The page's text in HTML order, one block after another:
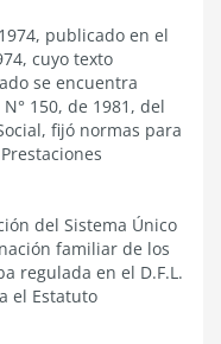
publicado en el
cuyo texto
se encuentra
150, de 1981, del
fijó normas para
del Sistema Único
familiar de los
regulada en el D.F.L.
el Estatuto